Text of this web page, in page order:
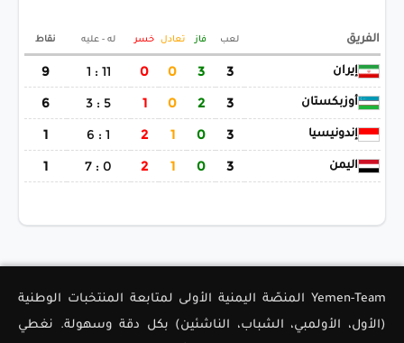
الفريق لعب فاز تعادل خسر له - عليه نقاط
إيران 3
3
0
0
11 : 1
9
أوزبكستان 3
2
0
1
5 : 3
6
إندونيسيا 3
0
1
2
1 : 6
1
اليمن 3
0
1
2
0 : 7
1
Yemen-Team المنصّة اليمنية الأولى لمتابعة المنتخبات الوطنية
(الأول، الأولمبي، الشباب، الناشئين) بكل دقة وسهولة. نغطي